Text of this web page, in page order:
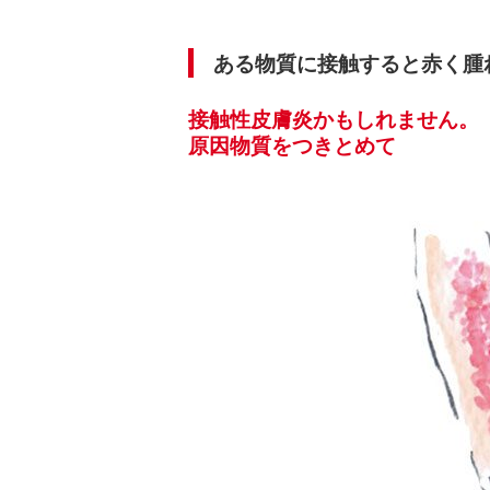
ある物質に接触すると赤く腫
接触性皮膚炎かもしれません。
原因物質をつきとめて